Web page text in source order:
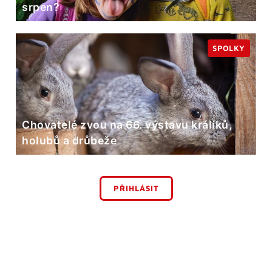
srpen?
Chovatelé zvou na 66. výstavu králíků,
holubů a drůbeže
SPOLKY
PŘIHLÁSIT